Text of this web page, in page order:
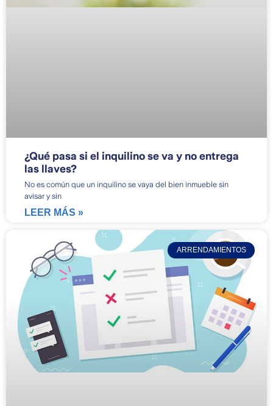
¿Qué pasa si el inquilino se va y no entrega
las llaves?
No es común que un inquilino se vaya del bien inmueble sin
avisar y sin
LEER MÁS »
ARRENDAMIENTOS